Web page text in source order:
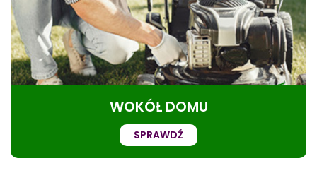
WOKÓŁ DOMU
SPRAWDŹ